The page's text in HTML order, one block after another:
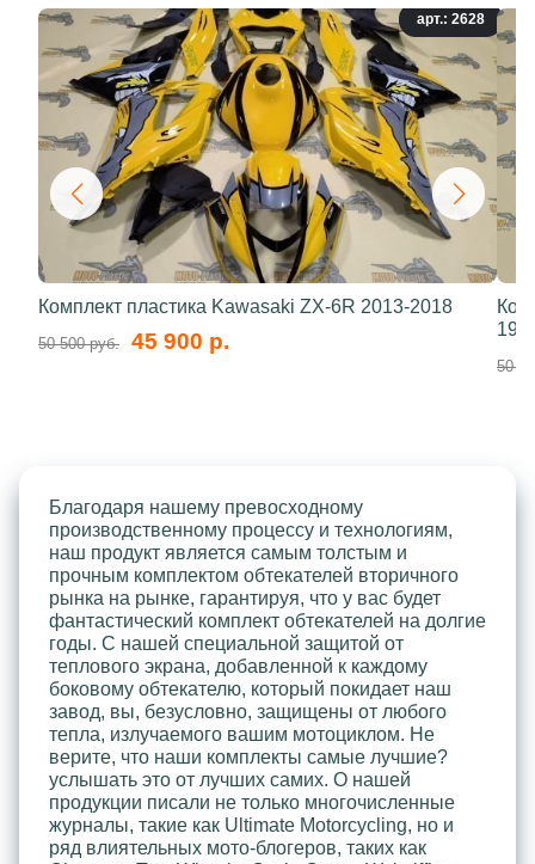
арт.: 2628
Комплект пластика Kawasaki ZX-6R 2013-2018
50 500 руб. 45 900 р.
50
Благодаря нашему превосходному
производственному процессу и технологиям,
наш продукт является самым толстым и
прочным комплектом обтекателей вторичного
рынка на рынке, гарантируя, что у вас будет
фантастический комплект обтекателей на долгие
годы. С нашей специальной защитой от
теплового экрана, добавленной к каждому
боковому обтекателю, который покидает наш
завод, вы, безусловно, защищены от любого
тепла, излучаемого вашим мотоциклом. Не
верите, что наши комплекты самые лучшие?
услышать это от лучших самих. О нашей
продукции писали не только многочисленные
журналы, такие как Ultimate Motorcycling, но и
ряд влиятельных мото-блогеров, таких как